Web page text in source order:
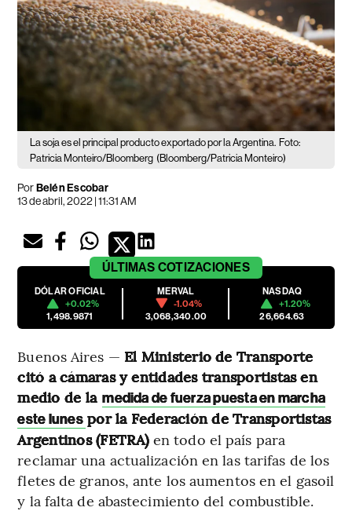
La soja es el principal producto exportado por la Argentina. Foto:
Patricia Monteiro/Bloomberg (Bloomberg/Patricia Monteiro)
PorBelén Escobar
13 de abril, 2022 | 11:31 AM
ÚLTIMAS COTIZACIONES
DÓLAR OFICIAL
+0.02%
1,498.9871
MERVAL
-1.04%
3,068,340.00
NASDAQ
+1.20%
26,664.63
Buenos Aires — El Ministerio de Transporte
citó a cámaras y entidades transportistas en
medio de la medida de fuerza puesta en marcha
este lunes por la Federación de Transportistas
Argentinos (FETRA) en todo el país para
reclamar una actualización en las tarifas de los
fletes de granos, ante los aumentos en el gasoil
y la falta de abastecimiento del combustible.